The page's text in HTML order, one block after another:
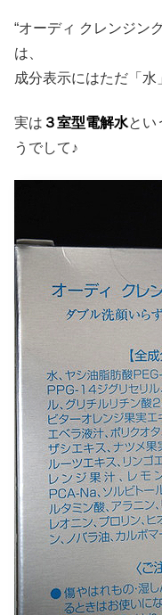
“オーディ クレンジン
は、
成分表示にはただ「水
実は ３室型電解水とい
うでして♪